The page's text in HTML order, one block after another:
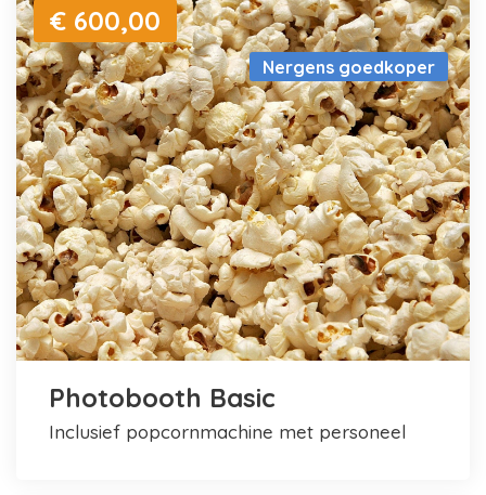
Nergens goedkoper
€ 600,00
Photobooth Basic
inclusief popcornmachine met personeel